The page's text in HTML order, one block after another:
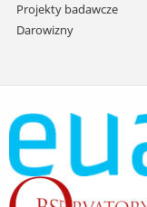
Projekty badawcze
Darowizny